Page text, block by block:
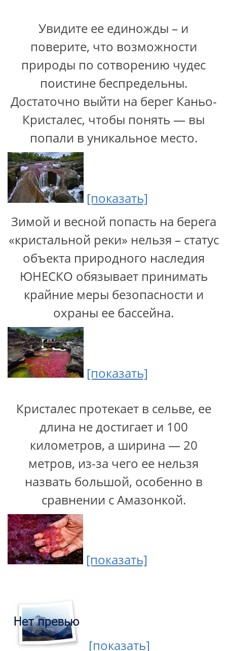
Увидите ее единожды – и
поверите, что возможности
природы по сотворению чудес
поистине беспредельны.
Достаточно выйти на берег Каньо-
Кристалес, чтобы понять — вы
попали в уникальное место.
[показать]
Зимой и весной попасть на берега
«кристальной реки» нельзя – статус
объекта природного наследия
ЮНЕСКО обязывает принимать
крайние меры безопасности и
охраны ее бассейна.
[показать]
Кристалес протекает в сельве, ее
длина не достигает и 100
километров, а ширина — 20
метров, из-за чего ее нельзя
назвать большой, особенно в
сравнении с Амазонкой.
[показать]
[показать]